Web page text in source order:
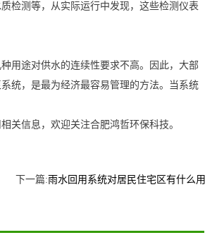
检测等，从实际运行中发现，这些检测仪表
用途对供水的连续性要求不高。因此，大部
统，是最为经济最容易管理的方法。当系统
关信息，欢迎关注合肥鸿哲环保科技。
下一篇:雨水回用系统对居民住宅区有什么用